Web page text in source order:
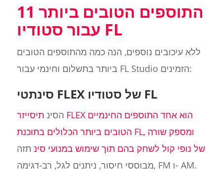
11 התוספים הטובים ביותר
עבור סטודיו FL
ללא עיכובים נוספים, הנה כמה מהתוספים הטובים
ביותר בתשלום וחינמי עבור FL Studio הזמינים:
סינתטי FLEX של סטודיו FL
הסינ תיסייזר FLEX הוא אחד התוספים החינמיים
הטובים ביותר הכלולים בתוכנת FL, ומספק שורה
של נופי קול לשחק בהם תוך שימוש במנועי סינ תזה
מבוססי חיסור, ניתנים לגל, רב-דגימה, FM ו- AM.